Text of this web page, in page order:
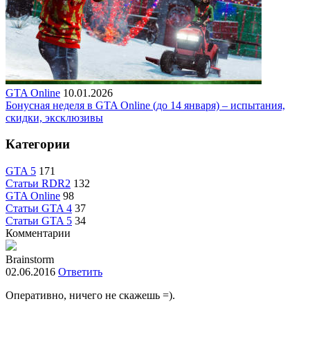
GTA Online 10.01.2026
Бонусная неделя в GTA Online (до 14 января) – испытания,
скидки, эксклюзивы
Категории
GTA 5 171
Статьи RDR2 132
GTA Online 98
Статьи GTA 4 37
Статьи GTA 5 34
Комментарии
Brainstorm
02.06.2016 Ответить
Оперативно, ничего не скажешь =).